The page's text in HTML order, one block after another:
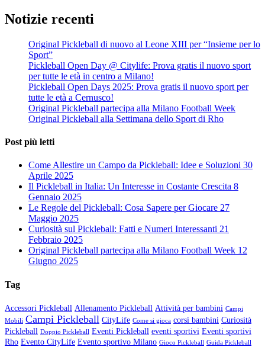
Notizie recenti
Original Pickleball di nuovo al Leone XIII per “Insieme per lo
Sport”
Pickleball Open Day @ Citylife: Prova gratis il nuovo sport
per tutte le età in centro a Milano!
Pickleball Open Days 2025: Prova gratis il nuovo sport per
tutte le età a Cernusco!
Original Pickleball partecipa alla Milano Football Week
Original Pickleball alla Settimana dello Sport di Rho
Post più letti
Come Allestire un Campo da Pickleball: Idee e Soluzioni 30
Aprile 2025
Il Pickleball in Italia: Un Interesse in Costante Crescita 8
Gennaio 2025
Le Regole del Pickleball: Cosa Sapere per Giocare 27
Maggio 2025
Curiosità sul Pickleball: Fatti e Numeri Interessanti 21
Febbraio 2025
Original Pickleball partecipa alla Milano Football Week 12
Giugno 2025
Tag
Accessori Pickleball Allenamento Pickleball Attività per bambini Campi
Mobili Campi Pickleball CityLife Come si gioca corsi bambini Curiosità
Pickleball Doppio Pickleball Eventi Pickleball eventi sportivi Eventi sportivi
Rho Evento CityLife Evento sportivo Milano Gioco Pickleball Guida Pickleball